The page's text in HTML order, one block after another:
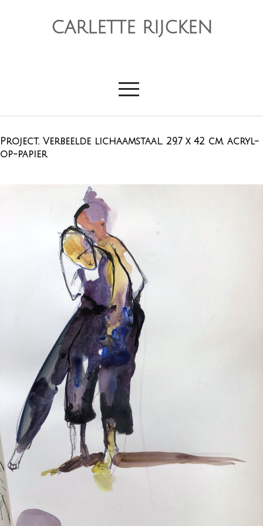
CARLETTE RIJCKEN
Project. Verbeelde lichaamstaal. 29.7 x 42 cm. acryl-
op-papier